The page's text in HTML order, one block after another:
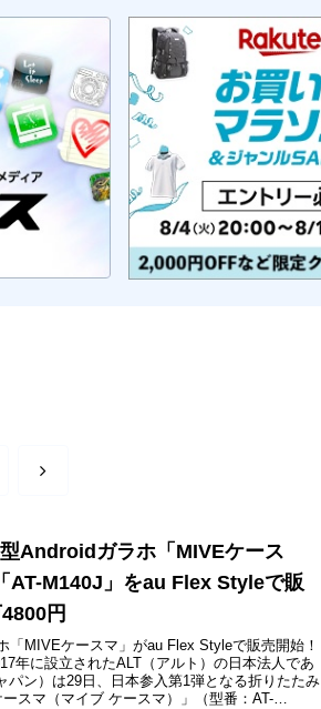
次
Androidガラホ「MIVEケース
AT-M140J」をau Flex Styleで販
円
「MIVEケースマ」がau Flex Styleで販売開始！
年に設立されたALT（アルト）の日本法人であ
パン）は29日、日本参入第1弾となる折りたたみ
スマ（マイブ ケースマ）」（型番：AT-